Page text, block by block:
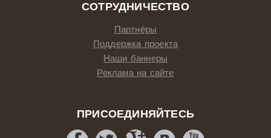
СОТРУДНИЧЕСТВО
Партнёры
Поддержка проекта
Наши баннеры
Реклама на сайте
ПРИСОЕДИНЯЙТЕСЬ